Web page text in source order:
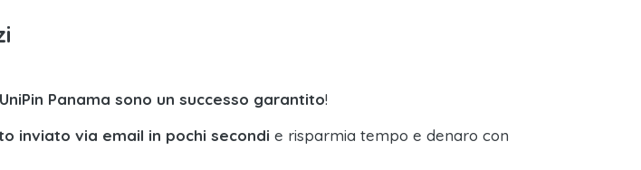
Panama sono un successo garantito!
inviato via email in pochi secondi e risparmia tempo e denaro con